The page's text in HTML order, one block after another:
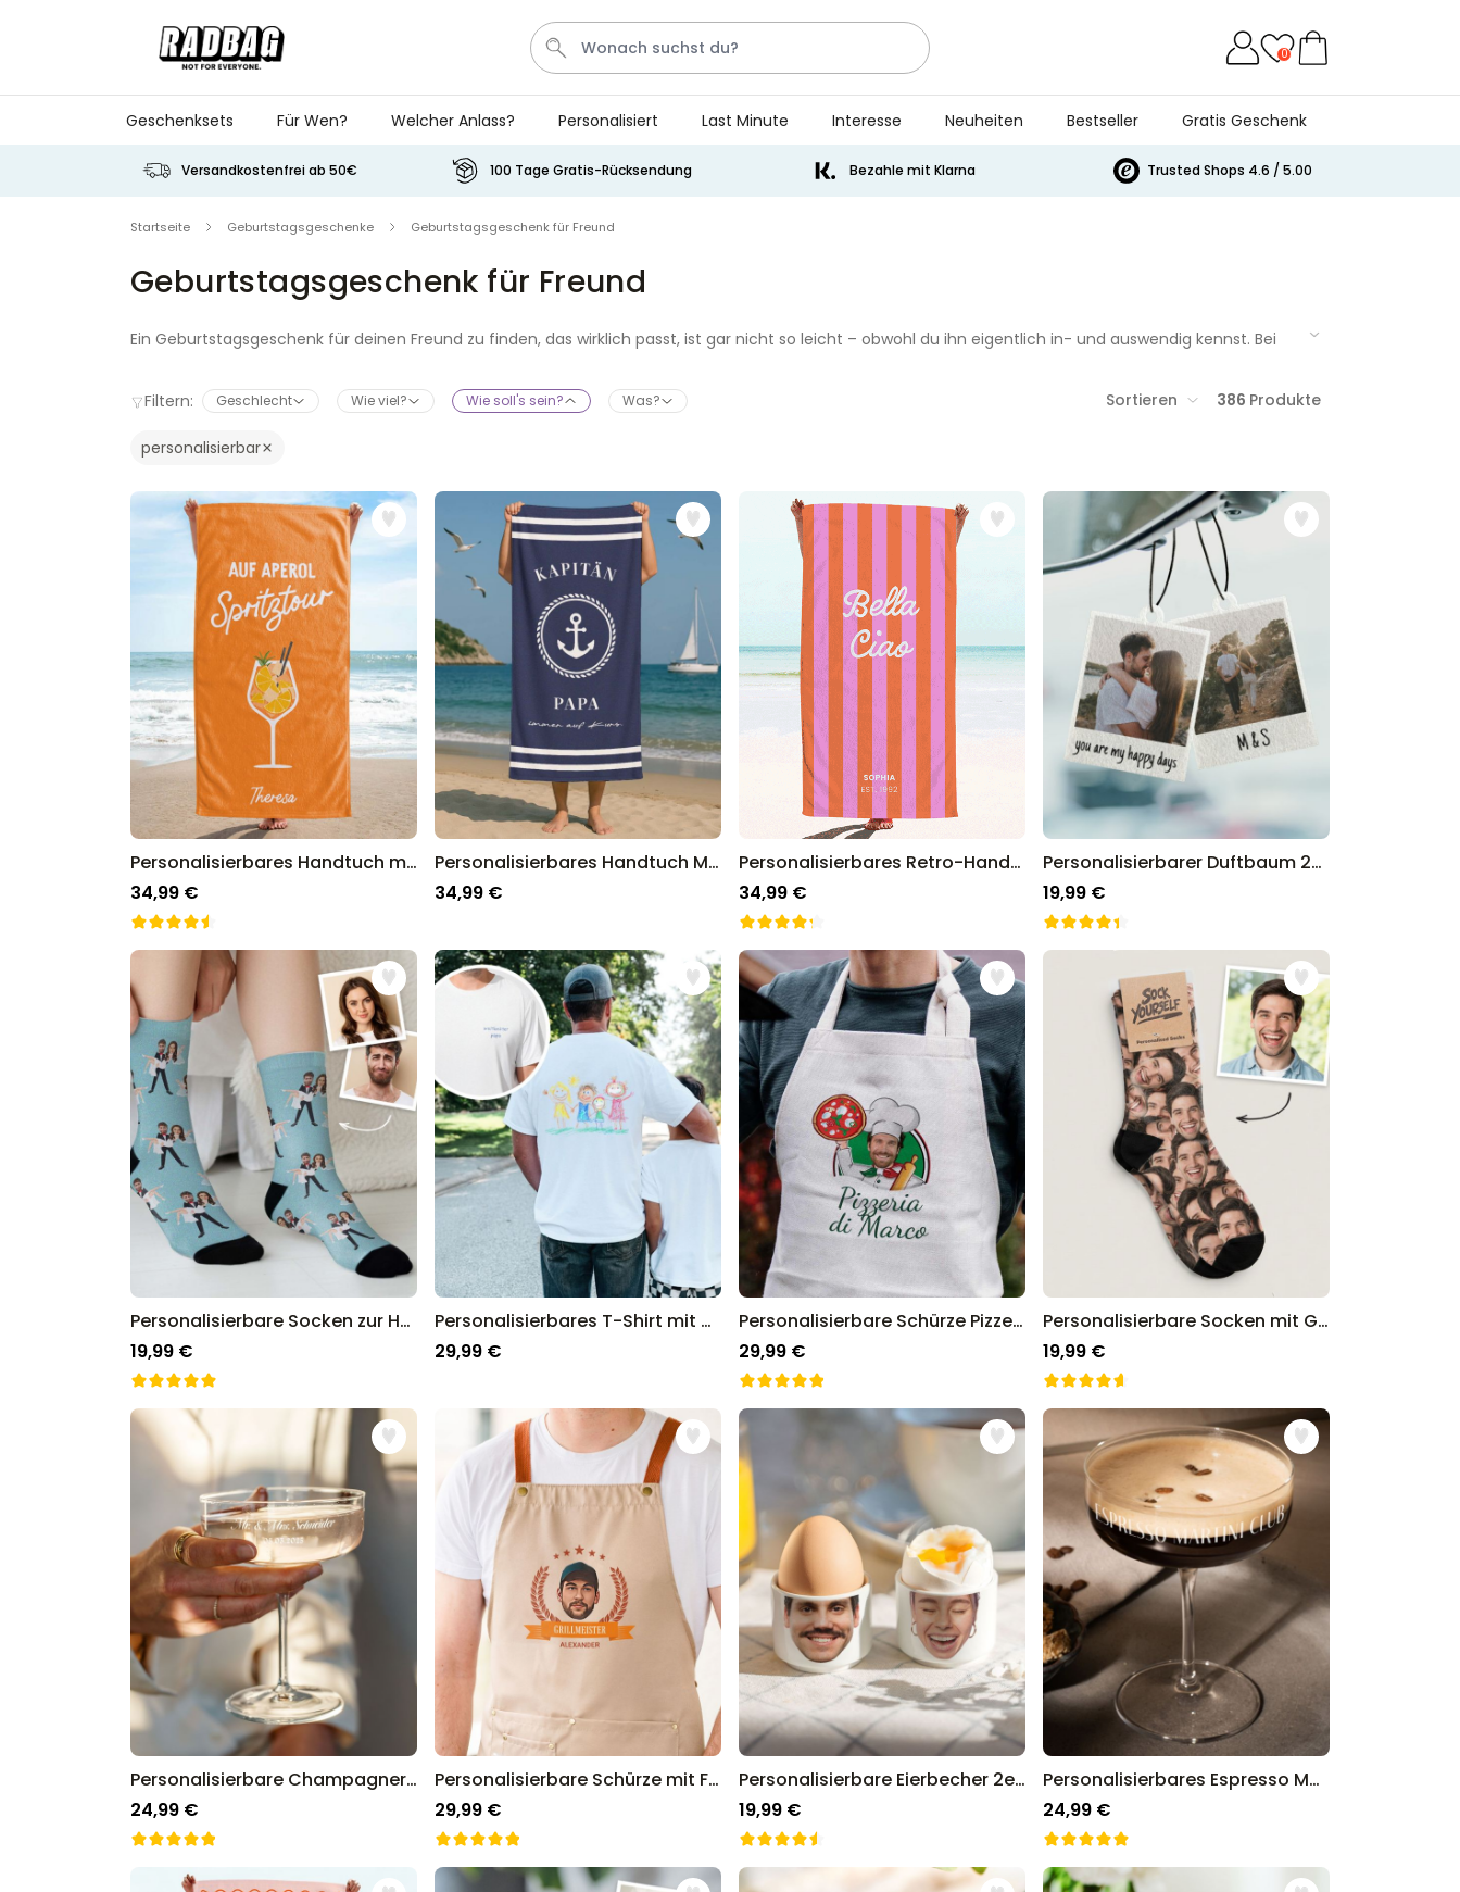
Personalisierbar
Spritz Glas mit Name
Personalisierbares Handtuch
Maritim mit Text
mal gekauft
Personalisierbar
Personalisierbares Retro-
Handtuch mit Text
über 2.400
mal gekauft
34,99 €
Ice Cooler - Kreativer
Flaschenkühler
über 9.700
mal gekauft
29,99 €
0
Geschenksets Für Wen? Welcher Anlass? Personalisiert Last Minute Interesse Neuheiten Bestseller Gratis Geschenk
Versandkostenfrei ab 50€ 100 Tage Gratis-Rücksendung Bezahle mit Klarna Trusted Shops 4.6 / 5.00
Startseite Geburtstagsgeschenke Geburtstagsgeschenk für Freund
Geburtstagsgeschenk für Freund
Ein Geburtstagsgeschenk für deinen Freund zu finden, das wirklich passt, ist gar nicht so leicht – obwohl du ihn eigentlich in- und auswendig kennst. Bei
Filtern:
Geschlecht Wie viel? Wie soll's sein? Was?
personalisierbar
Sortieren 386 Produkte
Personalisierbares Handtuch mit Getränken und Spruch
34,99 €
Personalisierbares Handtuch Maritim mit Text
34,99 €
Personalisierbares Retro-Handtuch mit Text
34,99 €
Personalisierbarer Duftbaum 2er Set im Polaroid-Look
19,99 €
Personalisierbare Socken zur Hochzeit mit 2 Gesichtern
19,99 €
Personalisierbares T-Shirt mit deiner Zeichnung vorne und hinten
29,99 €
Personalisierbare Schürze Pizzeria mit Gesicht
29,99 €
Personalisierbare Socken mit Gesicht
19,99 €
Personalisierbare Champagnerschale mit Text
24,99 €
Personalisierbare Schürze mit Foto und Kranz
29,99 €
Personalisierbare Eierbecher 2er-Set mit Gesicht
19,99 €
Personalisierbares Espresso Martini Glas
24,99 €